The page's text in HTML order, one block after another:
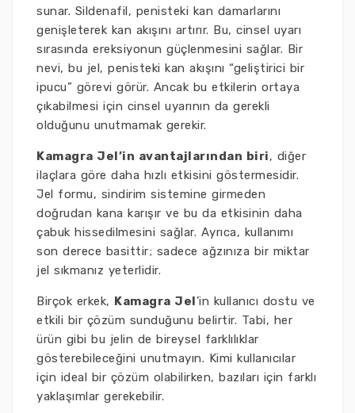
sunar. Sildenafil, penisteki kan damarlarını
genişleterek kan akışını artırır. Bu, cinsel uyarı
sırasında ereksiyonun güçlenmesini sağlar. Bir
nevi, bu jel, penisteki kan akışını “geliştirici bir
ipucu” görevi görür. Ancak bu etkilerin ortaya
çıkabilmesi için cinsel uyarının da gerekli
olduğunu unutmamak gerekir.
Kamagra Jel’in avantajlarından biri, diğer
ilaçlara göre daha hızlı etkisini göstermesidir.
Jel formu, sindirim sistemine girmeden
doğrudan kana karışır ve bu da etkisinin daha
çabuk hissedilmesini sağlar. Ayrıca, kullanımı
son derece basittir; sadece ağzınıza bir miktar
jel sıkmanız yeterlidir.
Birçok erkek, Kamagra Jel’in kullanıcı dostu ve
etkili bir çözüm sunduğunu belirtir. Tabi, her
ürün gibi bu jelin de bireysel farklılıklar
gösterebileceğini unutmayın. Kimi kullanıcılar
için ideal bir çözüm olabilirken, bazıları için farklı
yaklaşımlar gerekebilir.